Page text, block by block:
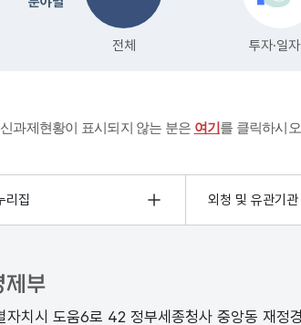
과제현황이 표시되지 않는 분은 여기를 클릭하시오.
리집 외청 및 유관기
치시 도움6로 42 정부세종청사 중앙동 재정